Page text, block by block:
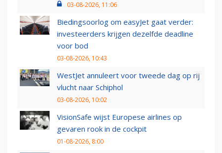
03-08-2026, 11:06
Biedingsoorlog om easyJet gaat verder:
investeerders krijgen dezelfde deadline
voor bod
03-08-2026, 10:43
WestJet annuleert voor tweede dag op rij
vlucht naar Schiphol
03-08-2026, 10:02
VisionSafe wijst Europese airlines op
gevaren rook in de cockpit
01-08-2026, 8:00